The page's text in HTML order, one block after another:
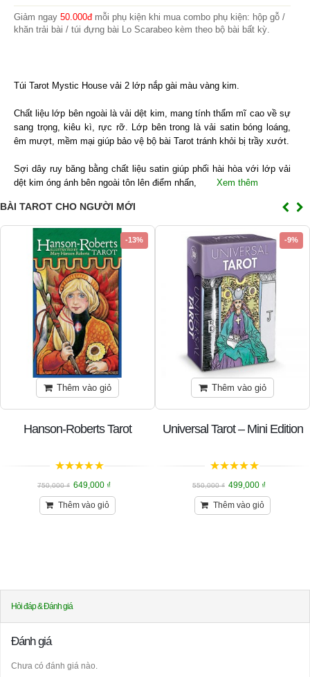
Giảm ngay 50.000đmỗi phụ kiện khi mua combo phụ kiện: hộp gỗ /
khăn trải bài / túi đựng bài Lo Scarabeo kèm theo bộ bài bất kỳ.
Túi Tarot Mystic House vải 2 lớp nắp gài màu vàng kim.
Chất liệu lớp bên ngoài là vải dệt kim, mang tính thẩm mĩ cao về sự
sang trọng, kiêu kì, rực rỡ. Lớp bên trong là vải satin bóng loáng,
êm mượt, mềm mại giúp bảo vệ bộ bài Tarot tránh khỏi bị trầy xướt.
Sợi dây ruy băng bằng chất liệu satin giúp phối hài hòa với lớp vải
dệt kim óng ánh bên ngoài tôn lên điểm nhấn,
Xem thêm
BÀI TAROT CHO NGƯỜI MỚI
-13%
Thêm vào giỏ
Hanson-Roberts Tarot
750,000₫ 649,000 ₫
Thêm vào giỏ
-9%
Thêm vào giỏ
Universal Tarot – Mini Edition
550,000₫ 499,000 ₫
Thêm vào giỏ
Hỏi đáp & Đánh giá
Đánh giá
Chưa có đánh giá nào.